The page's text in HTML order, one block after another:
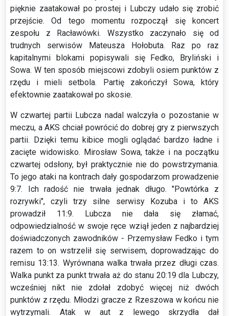
pięknie zaatakował po prostej i Lubczy udało się zrobić
przejście. Od tego momentu rozpoczął się koncert
zespołu z Racławówki. Wszystko zaczynało się od
trudnych serwisów Mateusza Hołobuta. Raz po raz
kapitalnymi blokami popisywali się Fedko, Bryliński i
Sowa. W ten sposób miejscowi zdobyli osiem punktów z
rzędu i mieli setbola. Partię zakończył Sowa, który
efektownie zaatakował po skosie.
W czwartej partii Lubcza nadal walczyła o pozostanie w
meczu, a AKS chciał powrócić do dobrej gry z pierwszych
partii. Dzięki temu kibice mogli oglądać bardzo ładne i
zacięte widowisko. Mirosław Sowa, także i na początku
czwartej odsłony, był praktycznie nie do powstrzymania.
To jego ataki na kontrach dały gospodarzom prowadzenie
9:7. Ich radość nie trwała jednak długo. "Powtórka z
rozrywki", czyli trzy silne serwisy Kozuba i to AKS
prowadził 11:9. Lubcza nie dała się złamać,
odpowiedzialność w swoje ręce wziął jeden z najbardziej
doświadczonych zawodników - Przemysław Fedko i tym
razem to on wstrzelił się serwisem, doprowadzając do
remisu 13:13. Wyrównana walka trwała przez długi czas.
Walka punkt za punkt trwała aż do stanu 20:19 dla Lubczy,
wcześniej nikt nie zdołał zdobyć więcej niż dwóch
punktów z rzędu. Młodzi gracze z Rzeszowa w końcu nie
wytrzymali. Atak w aut z lewego skrzydła dał